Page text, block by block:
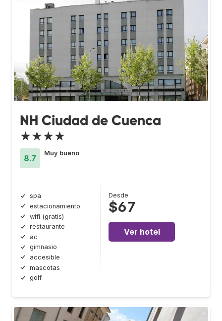
NH Ciudad de Cuenca
★★★★
8.7
Muy bueno
spa
estacionamiento
wifi (gratis)
restaurante
ac
gimnasio
accesible
mascotas
golf
Desde
$67
Ver hotel